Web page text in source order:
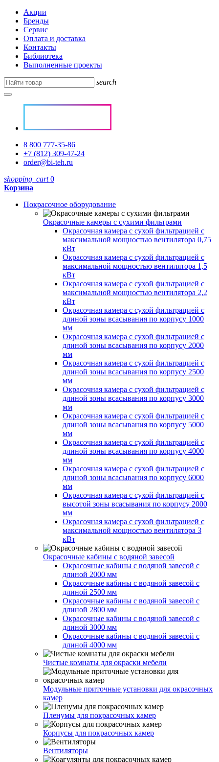
Акции
Бренды
Сервис
Оплата и доставка
Контакты
Библиотека
Выполненные проекты
search
8 800 777-35-86
+7 (812) 309-47-24
order@bi-teh.ru
shopping_cart 0
Корзина
Покрасочное оборудование
Окрасочные камеры с сухими фильтрами
Окрасочная камера с сухой фильтрацией с
максимальной мощностью вентилятора 0,75
кВт
Окрасочная камера с сухой фильтрацией с
максимальной мощностью вентилятора 1,5
кВт
Окрасочная камера с сухой фильтрацией с
максимальной мощностью вентилятора 2,2
кВт
Окрасочная камера с сухой фильтрацией с
длиной зоны всасывания по корпусу 1000
мм
Окрасочная камера с сухой фильтрацией с
длиной зоны всасывания по корпусу 2000
мм
Окрасочная камера с сухой фильтрацией с
длиной зоны всасывания по корпусу 2500
мм
Окрасочная камера с сухой фильтрацией с
длиной зоны всасывания по корпусу 3000
мм
Окрасочная камера с сухой фильтрацией с
длиной зоны всасывания по корпусу 5000
мм
Окрасочная камера с сухой фильтрацией с
длиной зоны всасывания по корпусу 4000
мм
Окрасочная камера с сухой фильтрацией с
длиной зоны всасывания по корпусу 6000
мм
Окрасочная камера с сухой фильтрацией с
высотой зоны всасывания по корпусу 2000
мм
Окрасочная камера с сухой фильтрацией с
максимальной мощностью вентилятора 3
кВт
Окрасочные кабины с водяной завесой
Окрасочные кабины с водяной завесой с
длиной 2000 мм
Окрасочные кабины с водяной завесой с
длиной 2500 мм
Окрасочные кабины с водяной завесой с
длиной 2800 мм
Окрасочные кабины с водяной завесой с
длиной 3000 мм
Окрасочные кабины с водяной завесой с
длиной 4000 мм
Чистые комнаты для окраски мебели
Модульные приточные установки для окрасочных
камер
Пленумы для покрасочных камер
Корпусы для покрасочных камер
Вентиляторы